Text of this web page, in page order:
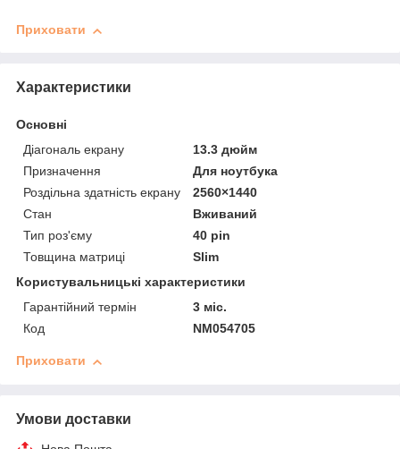
Приховати
Характеристики
Основні
Діагональ екрану
13.3 дюйм
Призначення
Для ноутбука
Роздільна здатність екрану
2560×1440
Стан
Вживаний
Тип роз'єму
40 pin
Товщина матриці
Slim
Користувальницькі характеристики
Гарантійний термін
3 міс.
Код
NM054705
Приховати
Умови доставки